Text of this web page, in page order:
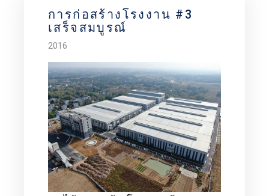
การก่อสร้างโรงงาน #3
เสร็จสมบูรณ์
2016